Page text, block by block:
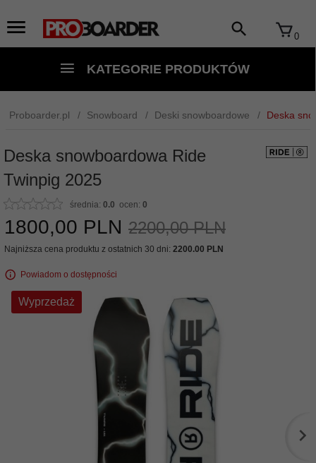
0
KATEGORIE PRODUKTÓW
Proboarder.pl Snowboard Deski snowboardowe Deska
Deska snowboardowa Ride
Twinpig 2025
średnia: 0.0 ocen: 0
1800,00 PLN 2200,00 PLN
Najniższa cena produktu z ostatnich 30 dni: 2200.00 PLN
Powiadom o dostępności
Wyprzedaż